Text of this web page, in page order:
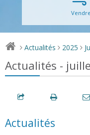
> Actualités > 2025 >
Actualités -
Actualités